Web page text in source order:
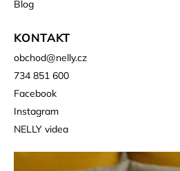
Blog
KONTAKT
obchod@nelly.cz
734 851 600
Facebook
Instagram
NELLY videa